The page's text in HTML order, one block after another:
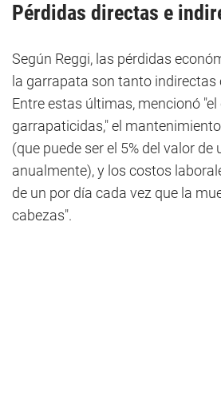
Pérdidas directas e
Según Reggi, las pérdidas
la garrapata son tanto
Entre estas últimas, mencionó
garrapaticidas," el
(que puede ser el 5% del valor de
anualmente), y los costos
de un por día cada vez que la
cabezas".